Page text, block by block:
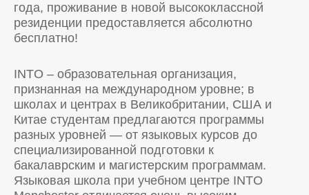
года, проживание в новой высококлассной
резиденции предоставляется абсолютно
бесплатно!
INTO – образовательная организация,
признанная на международном уровне; в
школах и центрах в Великобритании, США и
Китае студентам предлагаются программы
разных уровней — от языковых курсов до
специализированной подготовки к
бакалаврским и магистерским программам.
Языковая школа при учебном центре INTO